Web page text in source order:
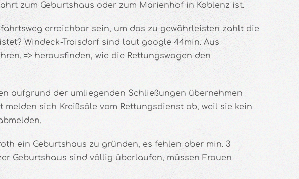
zum Geburtshaus oder zum Marienhof in Koblenz ist.
erreichbar sein, um das zu gewährleisten zahlt die
Windeck-Troisdorf sind laut google 44min. Aus
=> herausfinden, wie die Rettungswagen den
aufgrund der umliegenden Schließungen übernehmen
sich Kreißsäle vom Rettungsdienst ab, weil sie kein
ein Geburtshaus zu gründen, es fehlen aber min. 3
Geburtshaus sind völlig überlaufen, müssen Frauen